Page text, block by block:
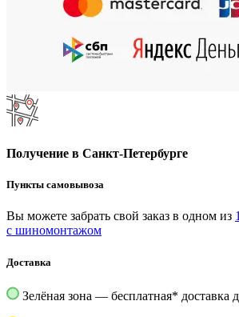
Получение в Санкт-Петербурге
Пункты самовывоза
Вы можете забрать свой заказ в одном из
с шиномонтажом
Доставка
Зелёная зона — бесплатная* доставка